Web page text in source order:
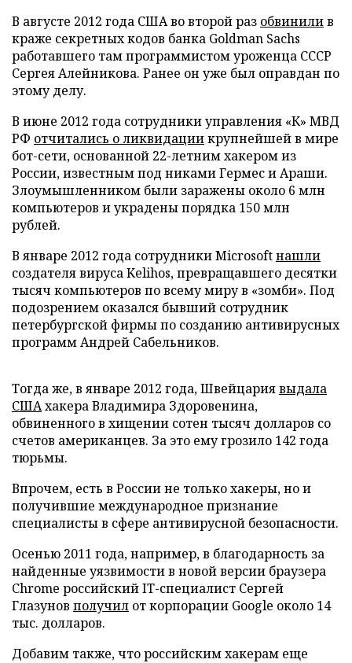
В августе 2012 года США во второй раз обвинилив
краже секретных кодов банка Goldman Sachs
работавшего там программистом уроженца СССР
Сергея Алейникова. Ранее он уже был оправдан по
этому делу.
В июне 2012 года сотрудники управления «К» МВД
РФ отчитались о ликвидациикрупнейшей в мире
бот-сети, основанной 22-летним хакером из
России, известным под никами Гермес и Араши.
Злоумышленником были заражены около 6 млн
компьютеров и украдены порядка 150 млн
рублей.
В январе 2012 года сотрудники Microsoftнашли
создателя вируса Kelihos, превращавшего десятки
тысяч компьютеров по всему миру в «зомби». Под
подозрением оказался бывший сотрудник
петербургской фирмы по созданию антивирусных
программ Андрей Сабельников.
Тогда же, в январе 2012 года, Швейцариявыдала
СШАхакера Владимира Здоровенина,
обвиненного в хищении сотен тысяч долларов со
счетов американцев. За это ему грозило 142 года
тюрьмы.
Впрочем, есть в России не только хакеры, но и
получившие международное признание
специалисты в сфере антивирусной безопасности.
Осенью 2011 года, например, в благодарность за
найденные уязвимости в новой версии браузера
Chrome российский IT-специалист Сергей
Глазунов получил от корпорации Google около 14
тыс. долларов.
Добавим также, что российским хакерам еще